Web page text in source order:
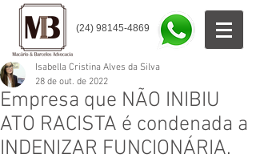
(24) 98145-4869
Empresa que NÃO INIBIU
ATO RACISTA é condenada a
INDENIZAR FUNCIONÁRIA.
Isabella Cristina Alves da Silva
28 de out. de 2022